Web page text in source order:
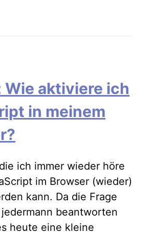
Wie aktiviere ich
in meinem
ich immer wieder höre
im Browser (wieder)
kann. Da die Frage
beantworten
heute eine kleine